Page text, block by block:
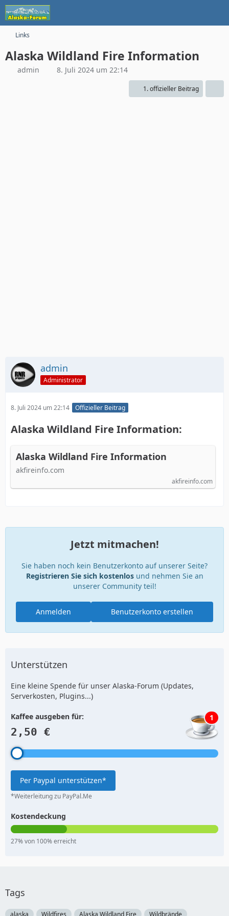
Links
Alaska Wildland Fire Information
admin 8. Juli 2024 um 22:14
1. offizieller Beitrag
admin
Administrator
8. Juli 2024 um 22:14 Offizieller Beitrag
Alaska Wildland Fire Information:
Alaska Wildland Fire Information
akfireinfo.com
akfireinfo.com
Jetzt mitmachen!
Sie haben noch kein Benutzerkonto auf unserer Seite?
Registrieren Sie sich kostenlosund nehmen Sie an
unserer Community teil!
Benutzerkonto erstellen
Anmelden
Unterstützen
Eine kleine Spende für unser Alaska-Forum (Updates,
Serverkosten, Plugins...)
Kaffee ausgeben für:
2,50 €
1
Per Paypal unterstützen*
*Weiterleitung zu PayPal.Me
Kostendeckung
27% von 100% erreicht
Tags